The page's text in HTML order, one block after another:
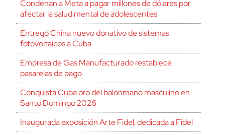
Condenan a Meta a pagar millones de dólares por
afectar la salud mental de adolescentes
Entregó China nuevo donativo de sistemas
fotovoltaicos a Cuba
Empresa de Gas Manufacturado restablece
pasarelas de pago
Conquista Cuba oro del balonmano masculino en
Santo Domingo 2026
Inaugurada exposición Arte Fidel, dedicada a Fidel